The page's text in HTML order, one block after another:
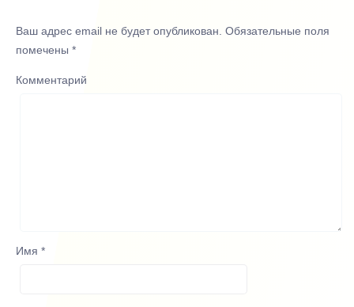
Ваш адрес email не будет опубликован. Обязательные поля
помечены *
Комментарий
Имя *